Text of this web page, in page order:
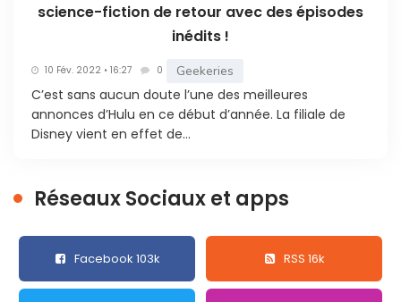
science-fiction de retour avec des épisodes
inédits !
10 Fév. 2022 • 16:27 0 Geekeries
C’est sans aucun doute l’une des meilleures
annonces d’Hulu en ce début d’année. La filiale de
Disney vient en effet de...
Réseaux Sociaux et apps
Facebook 103k RSS 16k